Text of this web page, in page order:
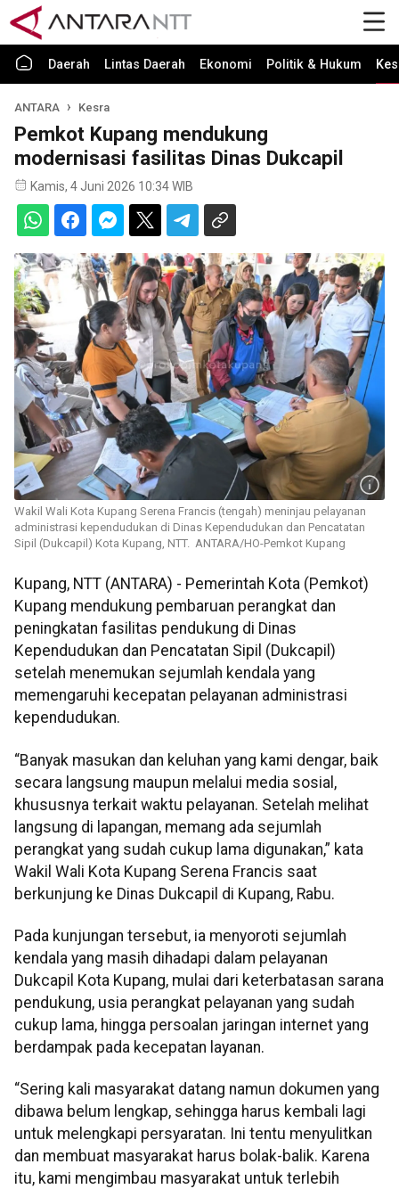
Daerah Lintas Daerah Ekonomi Politik & Hukum
ANTARA Kesra
Pemkot Kupang mendukung
modernisasi fasilitas Dinas Dukcapil
Kamis, 4 Juni 2026 10:34 WIB
Wakil Wali Kota Kupang Serena Francis (tengah) meninjau pelayanan
administrasi kependudukan di Dinas Kependudukan dan Pencatatan
Sipil (Dukcapil) Kota Kupang, NTT. ANTARA/HO-Pemkot Kupang
Kupang, NTT (ANTARA) - Pemerintah Kota (Pemkot)
Kupang mendukung pembaruan perangkat dan
peningkatan fasilitas pendukung di Dinas
Kependudukan dan Pencatatan Sipil (Dukcapil)
setelah menemukan sejumlah kendala yang
memengaruhi kecepatan pelayanan administrasi
kependudukan.
“Banyak masukan dan keluhan yang kami dengar, baik
secara langsung maupun melalui media sosial,
khususnya terkait waktu pelayanan. Setelah melihat
langsung di lapangan, memang ada sejumlah
perangkat yang sudah cukup lama digunakan,” kata
Wakil Wali Kota Kupang Serena Francis saat
berkunjung ke Dinas Dukcapil di Kupang, Rabu.
Pada kunjungan tersebut, ia menyoroti sejumlah
kendala yang masih dihadapi dalam pelayanan
Dukcapil Kota Kupang, mulai dari keterbatasan sarana
pendukung, usia perangkat pelayanan yang sudah
cukup lama, hingga persoalan jaringan internet yang
berdampak pada kecepatan layanan.
“Sering kali masyarakat datang namun dokumen yang
dibawa belum lengkap, sehingga harus kembali lagi
untuk melengkapi persyaratan. Ini tentu menyulitkan
dan membuat masyarakat harus bolak-balik. Karena
itu, kami mengimbau masyarakat untuk terlebih